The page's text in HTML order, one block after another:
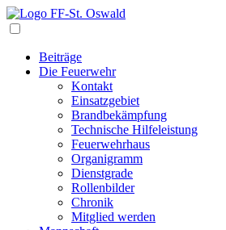
Beiträge
Die Feuerwehr
Kontakt
Einsatzgebiet
Brandbekämpfung
Technische Hilfeleistung
Feuerwehrhaus
Organigramm
Dienstgrade
Rollenbilder
Chronik
Mitglied werden